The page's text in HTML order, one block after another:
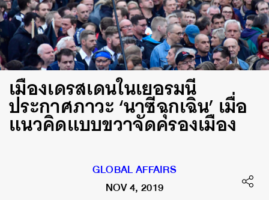
เมืองเดรสเดนในเยอรมนี
ประกาศภาวะ ‘นาซีฉุกเฉิน’ เมื่อ
แนวคิดแบบขวาจัดครองเมือง
GLOBAL AFFAIRS
NOV 4, 2019